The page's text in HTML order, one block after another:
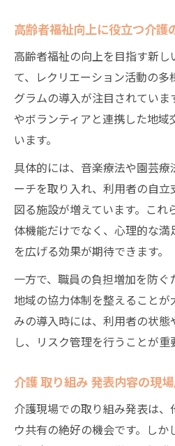
高齢者福祉向上に役立つ介護
高齢者福祉の向上を目指す新し
て、レクリエーション活動の多
グラムの導入が注目されてい
やボランティアと連携した地域
います。
具体的には、音楽療法や園芸
ーチを取り入れ、利用者の自
図る施設が増えています。これ
体機能だけでなく、心理的な
を広げる効果が期待できます。
一方で、職員の負担増加を防ぐ
地域の協力体制を整えることが
みの導入時には、利用者の状
し、リスク管理を行うことが重
介護 取り組み 発表内容の現
介護現場での取り組み発表は
ウ共有の絶好の機会です。し